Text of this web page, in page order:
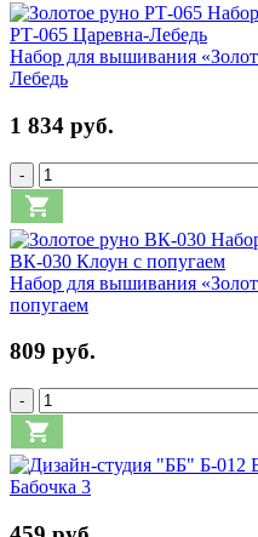
Набор для вышивания
Лебедь
1 834 руб.
-
Набор для вышивания
попугаем
809 руб.
-
Бабочка 3